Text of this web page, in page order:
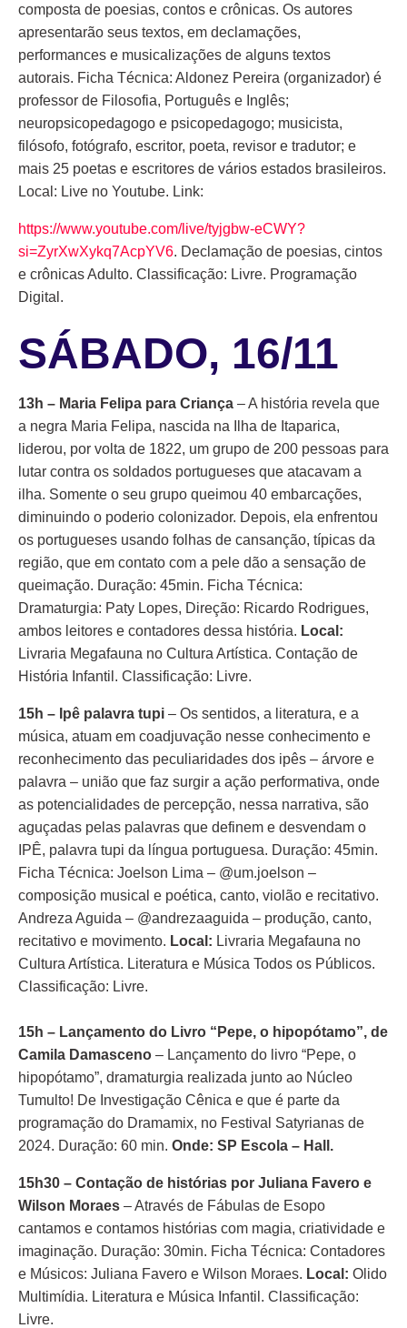
composta de poesias, contos e crônicas. Os autores
apresentarão seus textos, em declamações,
performances e musicalizações de alguns textos
autorais. Ficha Técnica: Aldonez Pereira (organizador) é
professor de Filosofia, Português e Inglês;
neuropsicopedagogo e psicopedagogo; musicista,
filósofo, fotógrafo, escritor, poeta, revisor e tradutor; e
mais 25 poetas e escritores de vários estados brasileiros.
Local: Live no Youtube. Link:
https://www.youtube.com/live/tyjgbw-eCWY?
si=ZyrXwXykq7AcpYV6. Declamação de poesias, cintos
e crônicas Adulto. Classificação: Livre. Programação
Digital.
SÁBADO, 16/11
13h – Maria Felipa para Criança – A história revela que
a negra Maria Felipa, nascida na Ilha de Itaparica,
liderou, por volta de 1822, um grupo de 200 pessoas para
lutar contra os soldados portugueses que atacavam a
ilha. Somente o seu grupo queimou 40 embarcações,
diminuindo o poderio colonizador. Depois, ela enfrentou
os portugueses usando folhas de cansanção, típicas da
região, que em contato com a pele dão a sensação de
queimação. Duração: 45min. Ficha Técnica:
Dramaturgia: Paty Lopes, Direção: Ricardo Rodrigues,
ambos leitores e contadores dessa história. Local:
Livraria Megafauna no Cultura Artística. Contação de
História Infantil. Classificação: Livre.
15h – Ipê palavra tupi – Os sentidos, a literatura, e a
música, atuam em coadjuvação nesse conhecimento e
reconhecimento das peculiaridades dos ipês – árvore e
palavra – união que faz surgir a ação performativa, onde
as potencialidades de percepção, nessa narrativa, são
aguçadas pelas palavras que definem e desvendam o
IPÊ, palavra tupi da língua portuguesa. Duração: 45min.
Ficha Técnica: Joelson Lima – @um.joelson –
composição musical e poética, canto, violão e recitativo.
Andreza Aguida – @andrezaaguida – produção, canto,
recitativo e movimento. Local: Livraria Megafauna no
Cultura Artística. Literatura e Música Todos os Públicos.
Classificação: Livre.
15h – Lançamento do Livro “Pepe, o hipopótamo”, de
Camila Damasceno – Lançamento do livro “Pepe, o
hipopótamo”, dramaturgia realizada junto ao Núcleo
Tumulto! De Investigação Cênica e que é parte da
programação do Dramamix, no Festival Satyrianas de
2024. Duração: 60 min. Onde: SP Escola – Hall.
15h30 – Contação de histórias por Juliana Favero e
Wilson Moraes – Através de Fábulas de Esopo
cantamos e contamos histórias com magia, criatividade e
imaginação. Duração: 30min. Ficha Técnica: Contadores
e Músicos: Juliana Favero e Wilson Moraes. Local: Olido
Multimídia. Literatura e Música Infantil. Classificação:
Livre.